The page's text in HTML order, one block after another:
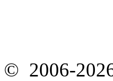
© 2006-